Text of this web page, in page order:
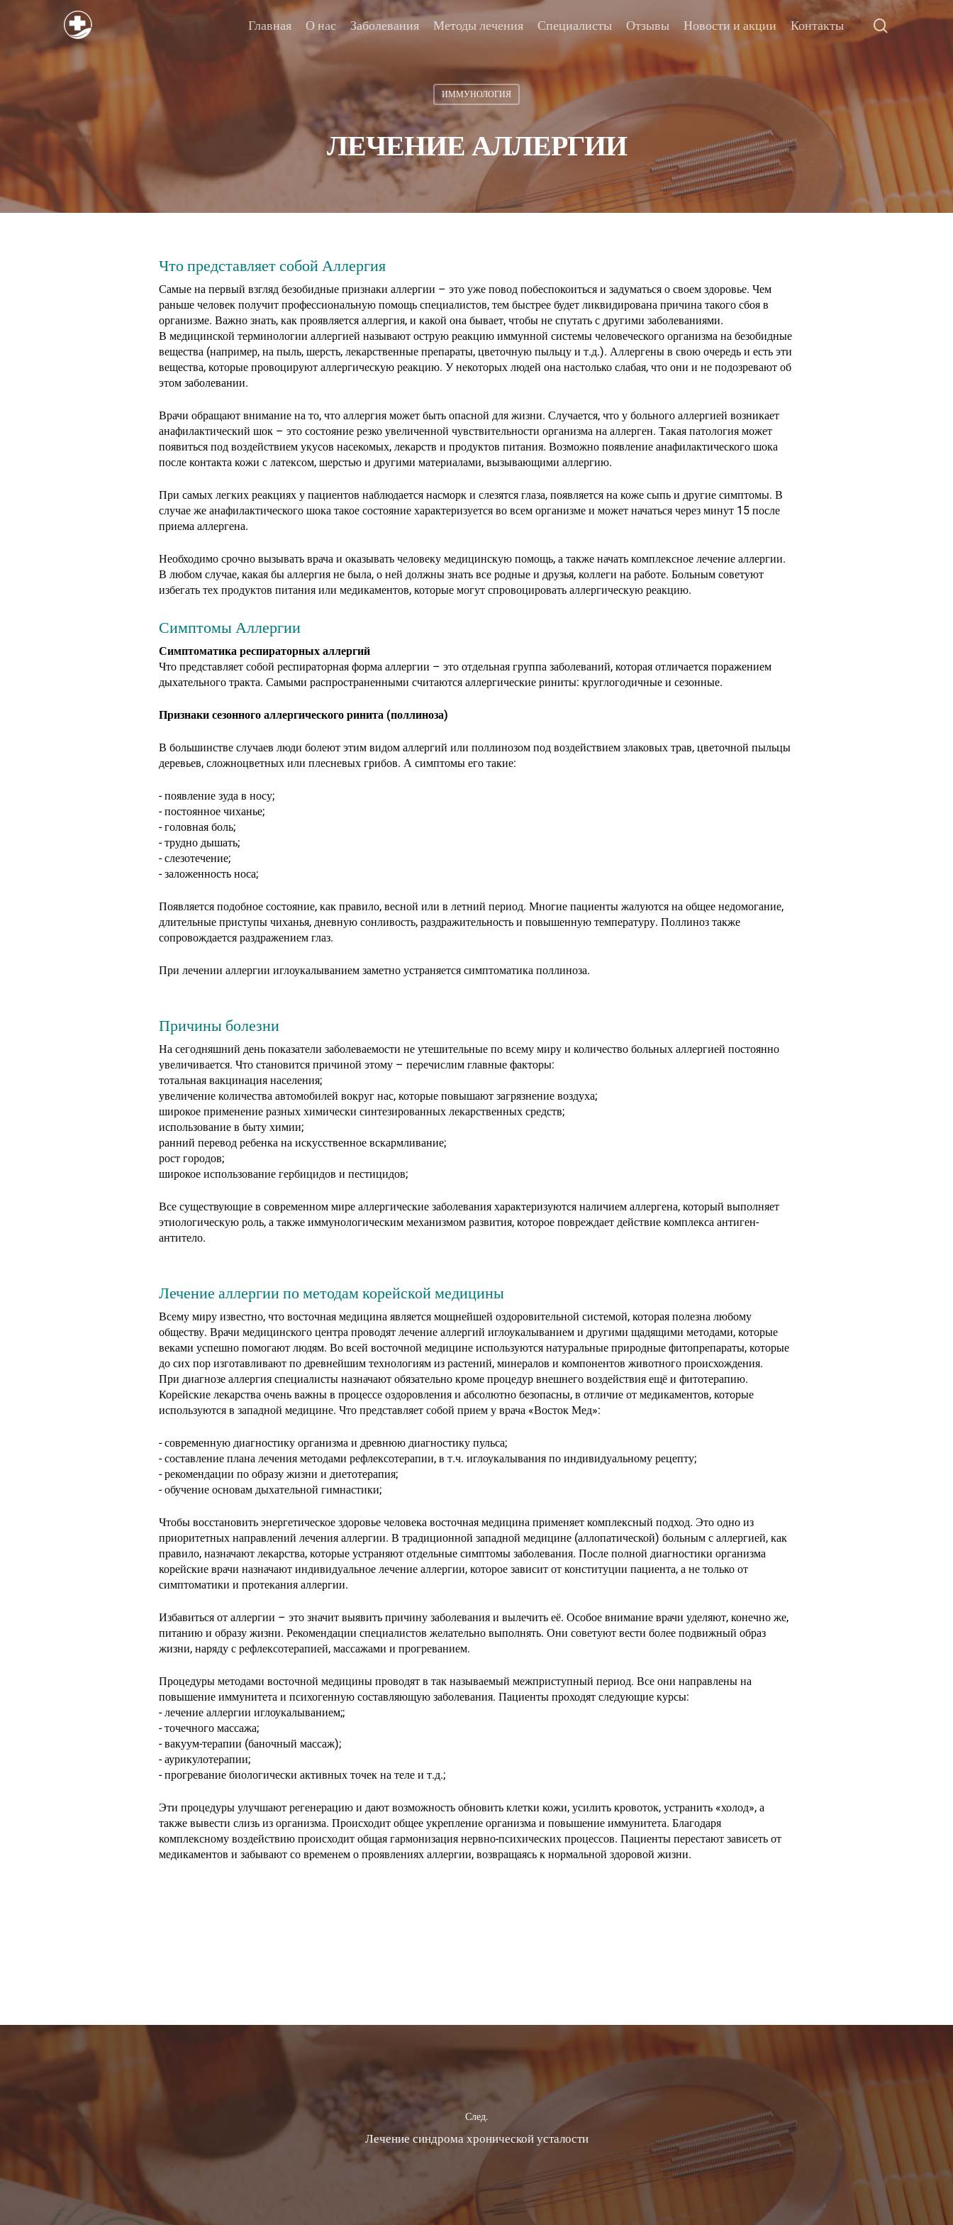
Нажмите enter для начала поиска
Главная О нас Заболевания Методы лечения Специалисты Отзывы Новости и акции Контакты
ИММУНОЛОГИЯ
ЛЕЧЕНИЕ АЛЛЕРГИИ
Что представляет собой Аллергия
Самые на первый взгляд безобидные признаки аллергии – это уже повод побеспокоиться и задуматься о своем здоровье. Чем
раньше человек получит профессиональную помощь специалистов, тем быстрее будет ликвидирована причина такого сбоя в
организме. Важно знать, как проявляется аллергия, и какой она бывает, чтобы не спутать с другими заболеваниями.
В медицинской терминологии аллергией называют острую реакцию иммунной системы человеческого организма на безобидные
вещества (например, на пыль, шерсть, лекарственные препараты, цветочную пыльцу и т.д.). Аллергены в свою очередь и есть эти
вещества, которые провоцируют аллергическую реакцию. У некоторых людей она настолько слабая, что они и не подозревают об
этом заболевании.
Врачи обращают внимание на то, что аллергия может быть опасной для жизни. Случается, что у больного аллергией возникает
анафилактический шок – это состояние резко увеличенной чувствительности организма на аллерген. Такая патология может
появиться под воздействием укусов насекомых, лекарств и продуктов питания. Возможно появление анафилактического шока
после контакта кожи с латексом, шерстью и другими материалами, вызывающими аллергию.
При самых легких реакциях у пациентов наблюдается насморк и слезятся глаза, появляется на коже сыпь и другие симптомы. В
случае же анафилактического шока такое состояние характеризуется во всем организме и может начаться через минут 15 после
приема аллергена.
Необходимо срочно вызывать врача и оказывать человеку медицинскую помощь, а также начать комплексное лечение аллергии.
В любом случае, какая бы аллергия не была, о ней должны знать все родные и друзья, коллеги на работе. Больным советуют
избегать тех продуктов питания или медикаментов, которые могут спровоцировать аллергическую реакцию.
Симптомы Аллергии
Симптоматика респираторных аллергий
Что представляет собой респираторная форма аллергии – это отдельная группа заболеваний, которая отличается поражением
дыхательного тракта. Самыми распространенными считаются аллергические риниты: круглогодичные и сезонные.
Признаки сезонного аллергического ринита (поллиноза)
В большинстве случаев люди болеют этим видом аллергий или поллинозом под воздействием злаковых трав, цветочной пыльцы
деревьев, сложноцветных или плесневых грибов. А симптомы его такие:
- появление зуда в носу;
- постоянное чиханье;
- головная боль;
- трудно дышать;
- слезотечение;
- заложенность носа;
Появляется подобное состояние, как правило, весной или в летний период. Многие пациенты жалуются на общее недомогание,
длительные приступы чиханья, дневную сонливость, раздражительность и повышенную температуру. Поллиноз также
сопровождается раздражением глаз.
При лечении аллергии иглоукалыванием заметно устраняется симптоматика поллиноза.
Причины болезни
На сегодняшний день показатели заболеваемости не утешительные по всему миру и количество больных аллергией постоянно
увеличивается. Что становится причиной этому – перечислим главные факторы:
тотальная вакцинация населения;
увеличение количества автомобилей вокруг нас, которые повышают загрязнение воздуха;
широкое применение разных химически синтезированных лекарственных средств;
использование в быту химии;
ранний перевод ребенка на искусственное вскармливание;
рост городов;
широкое использование гербицидов и пестицидов;
Все существующие в современном мире аллергические заболевания характеризуются наличием аллергена, который выполняет
этиологическую роль, а также иммунологическим механизмом развития, которое повреждает действие комплекса антиген-
антитело.
Лечение аллергии по методам корейской медицины
Всему миру известно, что восточная медицина является мощнейшей оздоровительной системой, которая полезна любому
обществу. Врачи медицинского центра проводят лечение аллергий иглоукалыванием и другими щадящими методами, которые
веками успешно помогают людям. Во всей восточной медицине используются натуральные природные фитопрепараты, которые
до сих пор изготавливают по древнейшим технологиям из растений, минералов и компонентов животного происхождения.
При диагнозе аллергия специалисты назначают обязательно кроме процедур внешнего воздействия ещё и фитотерапию.
Корейские лекарства очень важны в процессе оздоровления и абсолютно безопасны, в отличие от медикаментов, которые
используются в западной медицине. Что представляет собой прием у врача «Восток Мед»:
- современную диагностику организма и древнюю диагностику пульса;
- составление плана лечения методами рефлексотерапии, в т.ч. иглоукалывания по индивидуальному рецепту;
- рекомендации по образу жизни и диетотерапия;
- обучение основам дыхательной гимнастики;
Чтобы восстановить энергетическое здоровье человека восточная медицина применяет комплексный подход. Это одно из
приоритетных направлений лечения аллергии. В традиционной западной медицине (аллопатической) больным с аллергией, как
правило, назначают лекарства, которые устраняют отдельные симптомы заболевания. После полной диагностики организма
корейские врачи назначают индивидуальное лечение аллергии, которое зависит от конституции пациента, а не только от
симптоматики и протекания аллергии.
Избавиться от аллергии – это значит выявить причину заболевания и вылечить её. Особое внимание врачи уделяют, конечно же,
питанию и образу жизни. Рекомендации специалистов желательно выполнять. Они советуют вести более подвижный образ
жизни, наряду с рефлексотерапией, массажами и прогреванием.
Процедуры методами восточной медицины проводят в так называемый межприступный период. Все они направлены на
повышение иммунитета и психогенную составляющую заболевания. Пациенты проходят следующие курсы:
- лечение аллергии иглоукалыванием;;
- точечного массажа;
- вакуум-терапии (баночный массаж);
- аурикулотерапии;
- прогревание биологически активных точек на теле и т.д.;
Эти процедуры улучшают регенерацию и дают возможность обновить клетки кожи, усилить кровоток, устранить «холод», а
также вывести слизь из организма. Происходит общее укрепление организма и повышение иммунитета. Благодаря
комплексному воздействию происходит общая гармонизация нервно-психических процессов. Пациенты перестают зависеть от
медикаментов и забывают со временем о проявлениях аллергии, возвращаясь к нормальной здоровой жизни.
След.
Лечение синдрома хронической усталости